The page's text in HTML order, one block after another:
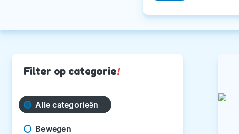
Filter op categorie!
Alle categorieën
Bewegen